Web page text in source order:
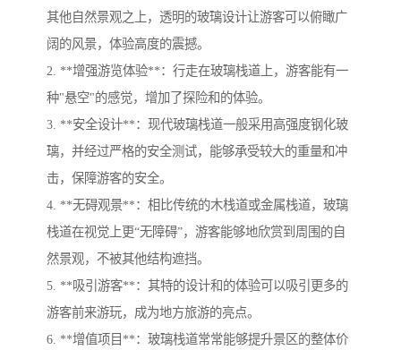
其他自然景观之上，透明的玻璃设计让游客可以俯瞰广
阔的风景，体验高度的震撼。
2. **增强游览体验**：行走在玻璃栈道上，游客能有一
种"悬空"的感觉，增加了探险和的体验。
3. **安全设计**：现代玻璃栈道一般采用高强度钢化玻
璃，并经过严格的安全测试，能够承受较大的重量和冲
击，保障游客的安全。
4. **无碍观景**：相比传统的木栈道或金属栈道，玻璃
栈道在视觉上更“无障碍”，游客能够地欣赏到周围的自
然景观，不被其他结构遮挡。
5. **吸引游客**：其特的设计和的体验可以吸引更多的
游客前来游玩，成为地方旅游的亮点。
6. **增值项目**：玻璃栈道常常能够提升景区的整体价